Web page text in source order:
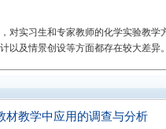
对实习生和专家教师的化学实验教学
以及情景创设等方面都存在较大差异。
材教学中应用的调查与分析